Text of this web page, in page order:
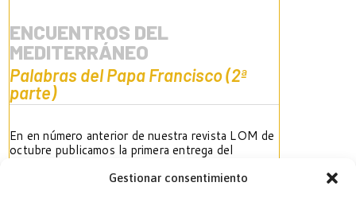
Gestionar consentimiento
ENCUENTROS DEL
MEDITERRÁNEO
Palabras del Papa Francisco (2ª
parte)
En en número anterior de nuestra revista LOM de
octubre publicamos la primera entrega del
Publicamos ahora la segunda parte en la que el